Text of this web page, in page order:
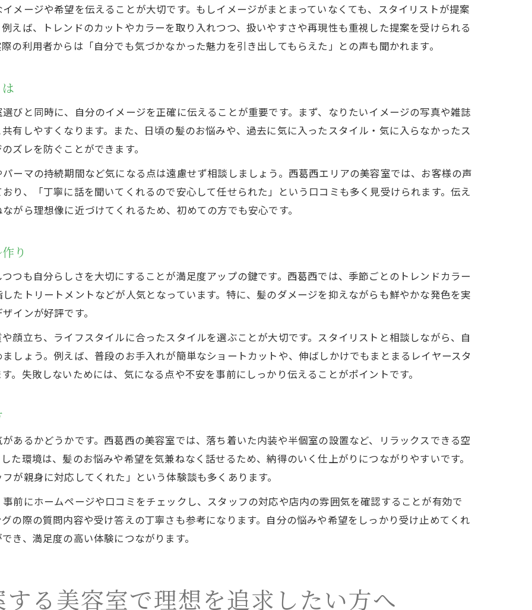
美容室選びで大切な自分への問いかけ方
美容室イメージを共有するための準備方法
美容室スタッフに聞くイメージ実現の秘訣
メージや希望を伝えることが大切です。もしイメージがまとまっていなくても、スタイリストが提案
えば、トレンドのカットやカラーを取り入れつつ、扱いやすさや再現性も重視した提案を受けられる
の利用者からは「自分でも気づかなかった魅力を引き出してもらえた」との声も聞かれます。
びと同時に、自分のイメージを正確に伝えることが重要です。まず、なりたいイメージの写真や雑誌
有しやすくなります。また、日頃の髪のお悩みや、過去に気に入ったスタイル・気に入らなかったス
ズレを防ぐことができます。
ーマの持続期間など気になる点は遠慮せず相談しましょう。西葛西エリアの美容室では、お客様の声
り、「丁寧に話を聞いてくれるので安心して任せられた」という口コミも多く見受けられます。伝え
がら理想像に近づけてくれるため、初めての方でも安心です。
り
つも自分らしさを大切にすることが満足度アップの鍵です。西葛西では、季節ごとのトレンドカラー
たトリートメントなどが人気となっています。特に、髪のダメージを抑えながらも鮮やかな発色を実
インが好評です。
顔立ち、ライフスタイルに合ったスタイルを選ぶことが大切です。スタイリストと相談しながら、自
しょう。例えば、普段のお手入れが簡単なショートカットや、伸ばしかけでもまとまるレイヤースタ
。失敗しないためには、気になる点や不安を事前にしっかり伝えることがポイントです。
あるかどうかです。西葛西の美容室では、落ち着いた内装や半個室の設置など、リラックスできる空
た環境は、髪のお悩みや希望を気兼ねなく話せるため、納得のいく仕上がりにつながりやすいです。
が親身に対応してくれた」という体験談も多くあります。
前にホームページや口コミをチェックし、スタッフの対応や店内の雰囲気を確認することが有効で
の際の質問内容や受け答えの丁寧さも参考になります。自分の悩みや希望をしっかり受け止めてくれ
き、満足度の高い体験につながります。
る美容室で理想を追求したい方へ